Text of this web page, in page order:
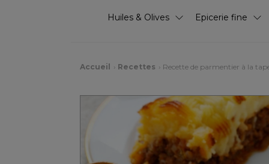
Huiles & Olives Epicerie fine
Accueil Recettes Recette de parmentier à la